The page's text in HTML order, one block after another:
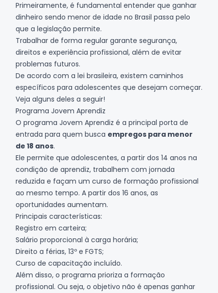
Primeiramente, é fundamental entender que ganhar
dinheiro sendo menor de idade no Brasil passa pelo
que a legislação permite.
Trabalhar de forma regular garante segurança,
direitos e experiência profissional, além de evitar
problemas futuros.
De acordo com a lei brasileira, existem caminhos
específicos para adolescentes que desejam começar.
Veja alguns deles a seguir!
Programa Jovem Aprendiz
O programa Jovem Aprendiz é a principal porta de
entrada para quem busca empregos para menor
de 18 anos.
Ele permite que adolescentes, a partir dos 14 anos na
condição de aprendiz, trabalhem com jornada
reduzida e façam um curso de formação profissional
ao mesmo tempo. A partir dos 16 anos, as
oportunidades aumentam.
Principais características:
Registro em carteira;
Salário proporcional à carga horária;
Direito a férias, 13º e FGTS;
Curso de capacitação incluído.
Além disso, o programa prioriza a formação
profissional. Ou seja, o objetivo não é apenas ganhar